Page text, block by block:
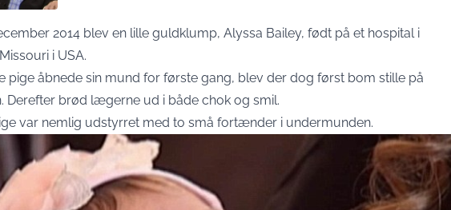
2014 blev en lille guldklump, Alyssa Bailey, født på et hospital i
i USA.
pige åbnede sin mund for første gang, blev der dog først bom stille på
Derefter brød lægerne ud i både chok og smil.
var nemlig udstyrret med to små fortænder i undermunden.